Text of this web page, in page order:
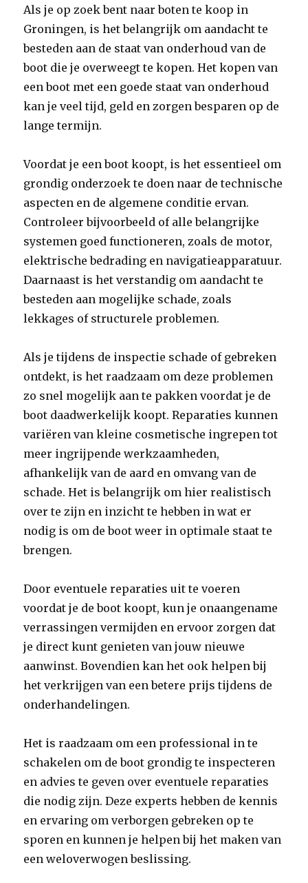
Als je op zoek bent naar boten te koop in
Groningen, is het belangrijk om aandacht te
besteden aan de staat van onderhoud van de
boot die je overweegt te kopen. Het kopen van
een boot met een goede staat van onderhoud
kan je veel tijd, geld en zorgen besparen op de
lange termijn.
Voordat je een boot koopt, is het essentieel om
grondig onderzoek te doen naar de technische
aspecten en de algemene conditie ervan.
Controleer bijvoorbeeld of alle belangrijke
systemen goed functioneren, zoals de motor,
elektrische bedrading en navigatieapparatuur.
Daarnaast is het verstandig om aandacht te
besteden aan mogelijke schade, zoals
lekkages of structurele problemen.
Als je tijdens de inspectie schade of gebreken
ontdekt, is het raadzaam om deze problemen
zo snel mogelijk aan te pakken voordat je de
boot daadwerkelijk koopt. Reparaties kunnen
variëren van kleine cosmetische ingrepen tot
meer ingrijpende werkzaamheden,
afhankelijk van de aard en omvang van de
schade. Het is belangrijk om hier realistisch
over te zijn en inzicht te hebben in wat er
nodig is om de boot weer in optimale staat te
brengen.
Door eventuele reparaties uit te voeren
voordat je de boot koopt, kun je onaangename
verrassingen vermijden en ervoor zorgen dat
je direct kunt genieten van jouw nieuwe
aanwinst. Bovendien kan het ook helpen bij
het verkrijgen van een betere prijs tijdens de
onderhandelingen.
Het is raadzaam om een professional in te
schakelen om de boot grondig te inspecteren
en advies te geven over eventuele reparaties
die nodig zijn. Deze experts hebben de kennis
en ervaring om verborgen gebreken op te
sporen en kunnen je helpen bij het maken van
een weloverwogen beslissing.